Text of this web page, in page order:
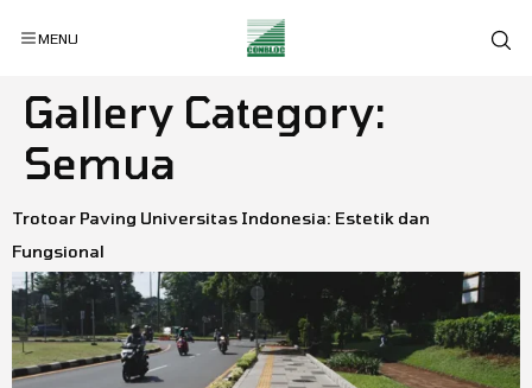
MENU
Gallery Category:
Semua
Trotoar Paving Universitas Indonesia: Estetik dan
Fungsional